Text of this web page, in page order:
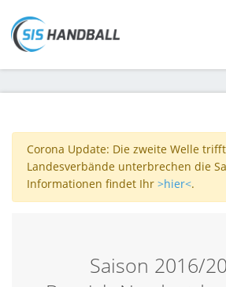
Corona Update: Die zweite Welle
Landesverbände unterbrechen die
Informationen findet Ihr >hier<.
Saison 2016/